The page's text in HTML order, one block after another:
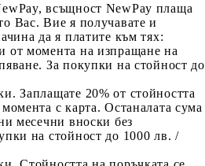
всъщност NewPay плаща
Вас. Вие я получавате и
да я платите към тях:
от момента на изпращане на
За покупки на стойност до
Заплащате 20% от стойността
с карта. Останалата сума
месечни вноски без
на стойност до 1000 лв. /